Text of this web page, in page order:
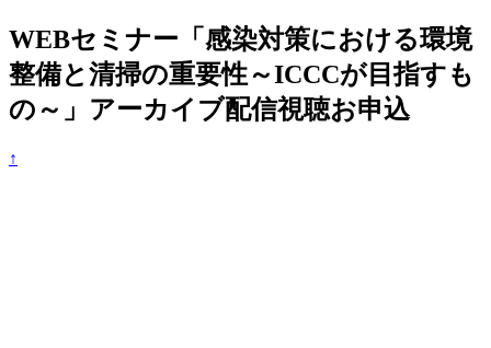
WEBセミナー「感染対策における環境
整備と清掃の重要性～ICCCが目指すも
の～」アーカイブ配信視聴お申込
↑